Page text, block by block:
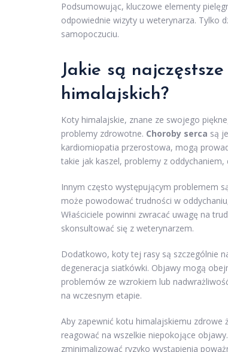
Podsumowując, kluczowe elementy
odpowiednie wizyty u weterynarza. Tylko
samopoczuciu.
Jakie są
himalajskich?
Koty himalajskie, znane ze swojego
problemy zdrowotne. Choroby serca są
kardiomiopatia przerostowa, mogą
takie jak kaszel, problemy z
Innym często występującym problemem
może powodować trudności w
Właściciele powinni zwracać uwagę na
skonsultować się z weterynarzem.
Dodatkowo, koty tej rasy są szczególnie
degeneracja siatkówki. Objawy mogą
problemów ze wzrokiem lub
na wczesnym etapie.
Aby zapewnić kotu himalajskiemu zdrowe
reagować na wszelkie niepokojące
zminimalizować ryzyko wystąpienia